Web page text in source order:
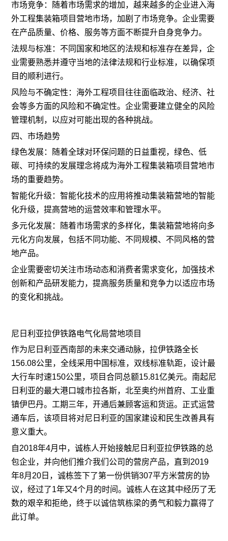
市场竞争：随着市场需求的增加，越来越多的企业进入海
外工程集装箱项目营地市场，加剧了市场竞争。企业需要
在产品质量、价格、服务等方面不断提升自身竞争力。
法规与标准：不同国家和地区的法规和标准存在差异，企
业需要熟悉并遵守当地的法律法规和行业标准，以确保项
目的顺利进行。
风险与不确定性：海外工程项目往往面临政治、经济、社
会等多方面的风险和不确定性。企业需要建立健全的风险
管理机制，以应对可能出现的各种挑战。
四、市场趋势
绿色发展：随着全球对环保问题的日益重视，绿色、低
碳、可持续的发展理念将成为海外工程集装箱项目营地市
场的重要趋势。
智能化升级：智能化技术的应用将推动集装箱营地的智能
化升级，提高营地的运营效率和管理水平。
多元化发展：随着市场需求的多样化，集装箱营地将向多
元化方向发展，包括不同功能、不同规模、不同风格的营
地产品。
企业需要密切关注市场动态和消费者需求变化，加强技术
创新和产品研发能力，提高服务质量和竞争力以适应市场
的变化和挑战。
尼日利亚拉伊铁路电气化局营地项目
作为尼日利亚西南部的未来交通动脉，拉伊铁路全长
156.08公里，全线采用中国标准，双线标准轨距，设计最
大行车时速150公里，项目合同总额15.81亿美元。南起尼
日利亚的最大港口城市拉各斯，北至奥约州首府、工业重
镇伊巴丹。工期三年，开通后兼顾客运和货运。正式运营
通车后，该项目将对尼日利亚的国家建设和民生改善具有
意义重大。
自2018年4月中，诚栋人开始接触尼日利亚拉伊铁路的总
包企业，并向他们推介我们公司的营房产品，直到2019
年8月20日，诚栋签下了第一份供销307平方米营房的协
议，经过了1年又4个月的时间。诚栋人在这其中经历了无
数的艰辛和拒绝，终于以诚信筑栋梁的勇气和毅力赢得了
此订单。